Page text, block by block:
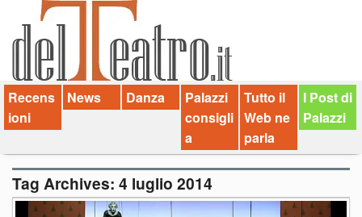
News
Palazzi consiglia
Video
Chi siamo
Contatti
dT in English
Recens
ioni
News Danza
Palazzi
consigli
a
Tutto il
Web ne
parla
I Post di
Palazzi
Tag Archives: 4 luglio 2014